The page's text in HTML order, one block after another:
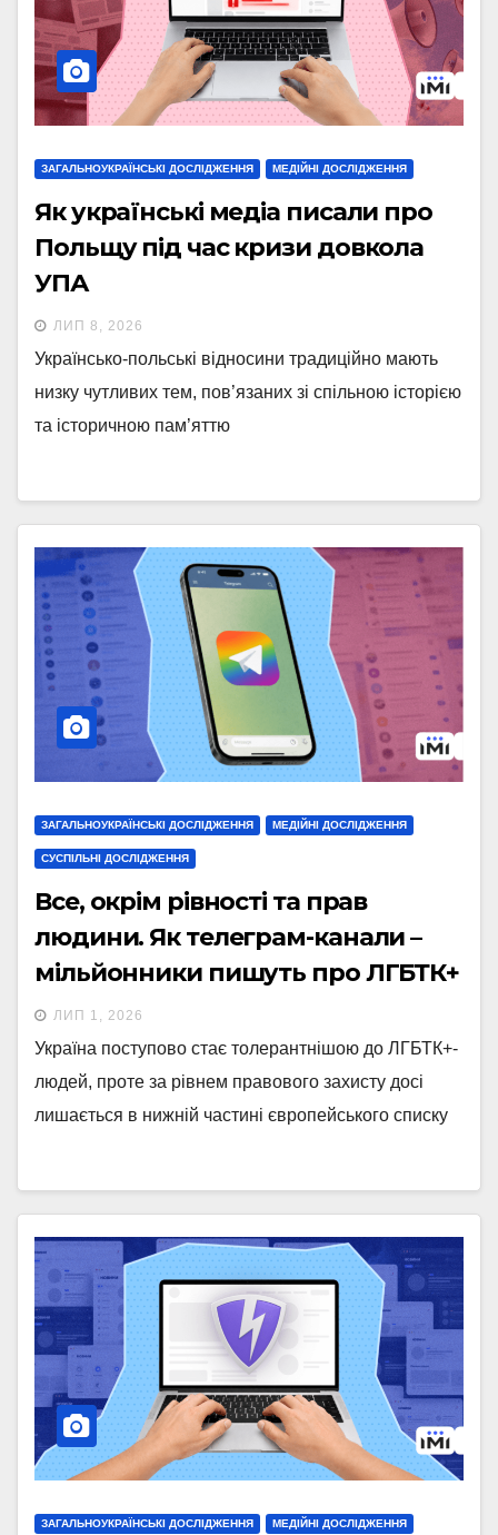
ЗАГАЛЬНОУКРАЇНСЬКІ ДОСЛІДЖЕННЯ МЕДІЙНІ ДОСЛІДЖЕННЯ
Як українські медіа писали про
Польщу під час кризи довкола
УПА
ЛИП 8, 2026
Українсько-польські відносини традиційно мають
низку чутливих тем, пов’язаних зі спільною історією
та історичною пам’яттю
ЗАГАЛЬНОУКРАЇНСЬКІ ДОСЛІДЖЕННЯ МЕДІЙНІ ДОСЛІДЖЕННЯ
СУСПІЛЬНІ ДОСЛІДЖЕННЯ
Все, окрім рівності та прав
людини. Як телеграм-канали –
мільйонники пишуть про ЛГБТК+
ЛИП 1, 2026
Україна поступово стає толерантнішою до ЛГБТК+-
людей, проте за рівнем правового захисту досі
лишається в нижній частині європейського списку
ЗАГАЛЬНОУКРАЇНСЬКІ ДОСЛІДЖЕННЯ МЕДІЙНІ ДОСЛІДЖЕННЯ